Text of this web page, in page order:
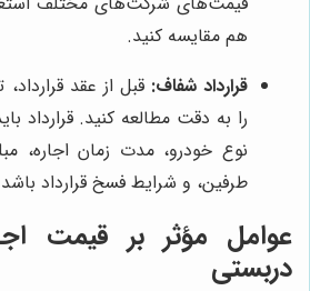
هم مقایسه کنید.
قرارداد شفاف: قبل از عقد
را به دقت مطالعه کنید. قرارداد
نوع خودرو، مدت زمان اجاره،
طرفین، و شرایط فسخ قرارداد
عوامل مؤثر بر قیمت
دربستی